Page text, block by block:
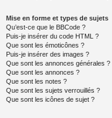
Mise en forme et types de sujets
Qu’est-ce que le BBCode ?
Puis-je insérer du code HTML ?
Que sont les émoticônes ?
Puis-je insérer des images ?
Que sont les annonces générales ?
Que sont les annonces ?
Que sont les notes ?
Que sont les sujets verrouillés ?
Que sont les icônes de sujet ?